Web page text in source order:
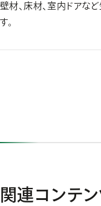
壁材、床材、室内ドアな
す。
関連コンテン